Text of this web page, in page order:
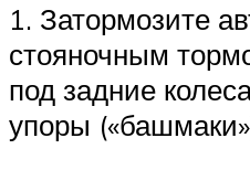
1. Затормозите
стояночным
под задние
упоры